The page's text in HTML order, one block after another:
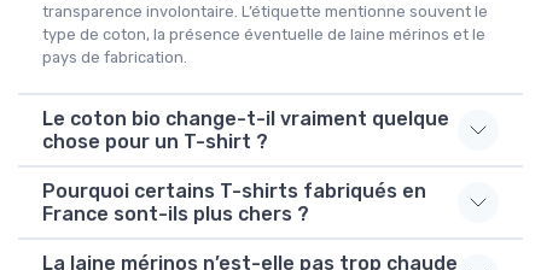
transparence involontaire. L’étiquette mentionne souvent le
type de coton, la présence éventuelle de laine mérinos et le
pays de fabrication.
Le coton bio change-t-il vraiment quelque
chose pour un T-shirt ?
Pourquoi certains T-shirts fabriqués en
France sont-ils plus chers ?
La laine mérinos n’est-elle pas trop chaude